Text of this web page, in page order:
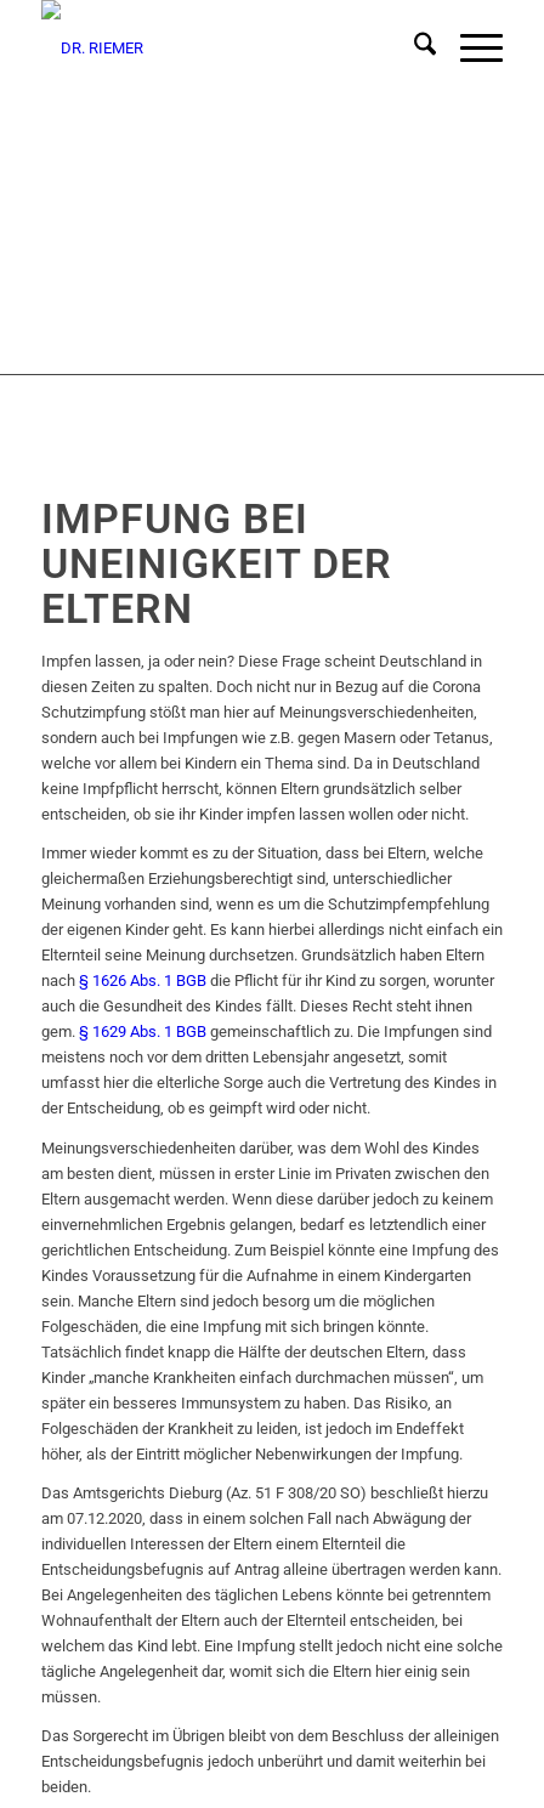
IMPFUNG BEI
UNEINIGKEIT DER
ELTERN
Impfen lassen, ja oder nein? Diese Frage scheint Deutschland in
diesen Zeiten zu spalten. Doch nicht nur in Bezug auf die Corona
Schutzimpfung stößt man hier auf Meinungsverschiedenheiten,
sondern auch bei Impfungen wie z.B. gegen Masern oder Tetanus,
welche vor allem bei Kindern ein Thema sind. Da in Deutschland
keine Impfpflicht herrscht, können Eltern grundsätzlich selber
entscheiden, ob sie ihr Kinder impfen lassen wollen oder nicht.
Immer wieder kommt es zu der Situation, dass bei Eltern, welche
gleichermaßen Erziehungsberechtigt sind, unterschiedlicher
Meinung vorhanden sind, wenn es um die Schutzimpfempfehlung
der eigenen Kinder geht. Es kann hierbei allerdings nicht einfach ein
Elternteil seine Meinung durchsetzen. Grundsätzlich haben Eltern
nach § 1626 Abs. 1 BGBdie Pflicht für ihr Kind zu sorgen, worunter
auch die Gesundheit des Kindes fällt. Dieses Recht steht ihnen
gem. § 1629 Abs. 1 BGBgemeinschaftlich zu. Die Impfungen sind
meistens noch vor dem dritten Lebensjahr angesetzt, somit
umfasst hier die elterliche Sorge auch die Vertretung des Kindes in
der Entscheidung, ob es geimpft wird oder nicht.
Meinungsverschiedenheiten darüber, was dem Wohl des Kindes
am besten dient, müssen in erster Linie im Privaten zwischen den
Eltern ausgemacht werden. Wenn diese darüber jedoch zu keinem
einvernehmlichen Ergebnis gelangen, bedarf es letztendlich einer
gerichtlichen Entscheidung. Zum Beispiel könnte eine Impfung des
Kindes Voraussetzung für die Aufnahme in einem Kindergarten
sein. Manche Eltern sind jedoch besorg um die möglichen
Folgeschäden, die eine Impfung mit sich bringen könnte.
Tatsächlich findet knapp die Hälfte der deutschen Eltern, dass
Kinder „manche Krankheiten einfach durchmachen müssen“, um
später ein besseres Immunsystem zu haben. Das Risiko, an
Folgeschäden der Krankheit zu leiden, ist jedoch im Endeffekt
höher, als der Eintritt möglicher Nebenwirkungen der Impfung.
Das Amtsgerichts Dieburg (Az. 51 F 308/20 SO) beschließt hierzu
am 07.12.2020, dass in einem solchen Fall nach Abwägung der
individuellen Interessen der Eltern einem Elternteil die
Entscheidungsbefugnis auf Antrag alleine übertragen werden kann.
Bei Angelegenheiten des täglichen Lebens könnte bei getrenntem
Wohnaufenthalt der Eltern auch der Elternteil entscheiden, bei
welchem das Kind lebt. Eine Impfung stellt jedoch nicht eine solche
tägliche Angelegenheit dar, womit sich die Eltern hier einig sein
müssen.
Das Sorgerecht im Übrigen bleibt von dem Beschluss der alleinigen
Entscheidungsbefugnis jedoch unberührt und damit weiterhin bei
beiden.